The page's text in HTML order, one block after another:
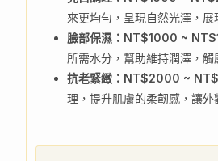
來更均勻，呈現自然光澤，展
臉部保濕：NT$1000 ~
所需水分，幫助維持潤澤，觸
抗老緊緻：NT$2000 ~
理，提升肌膚的柔韌感，讓外